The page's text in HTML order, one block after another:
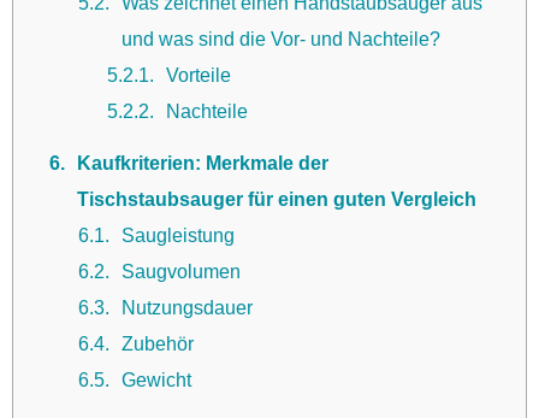
und was sind die Vor- und Nachteile?
5.2.1
Vorteile
5.2.2
Nachteile
6
Kaufkriterien: Merkmale der
Tischstaubsauger für einen guten Vergleich
6.1
Saugleistung
6.2
Saugvolumen
6.3
Nutzungsdauer
6.4
Zubehör
6.5
Gewicht